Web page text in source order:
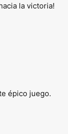
la victoria!
épico juego.